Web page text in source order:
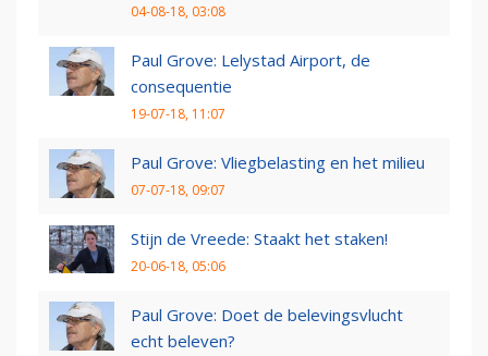
04-08-18, 03:08
Paul Grove: Lelystad Airport, de
consequentie
19-07-18, 11:07
Paul Grove: Vliegbelasting en het milieu
07-07-18, 09:07
Stijn de Vreede: Staakt het staken!
20-06-18, 05:06
Paul Grove: Doet de belevingsvlucht
echt beleven?